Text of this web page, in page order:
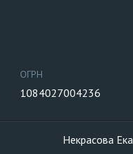
ОГРН
1084027004236
Некрасова